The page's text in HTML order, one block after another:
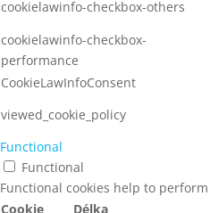
cookielawinfo-checkbox-others
cookielawinfo-checkbox-
performance
CookieLawInfoConsent
viewed_cookie_policy
Functional
Functional
Functional cookies help to
Cookie
Délka